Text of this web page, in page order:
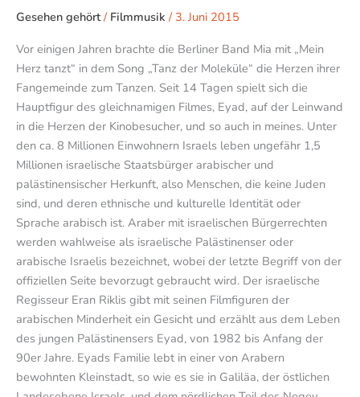
Gesehen gehört/ Filmmusik / 3. Juni 2015
Vor einigen Jahren brachte die Berliner Band Mia mit „Mein
Herz tanzt“ in dem Song „Tanz der Moleküle“ die Herzen ihrer
Fangemeinde zum Tanzen. Seit 14 Tagen spielt sich die
Hauptfigur des gleichnamigen Filmes, Eyad, auf der Leinwand
in die Herzen der Kinobesucher, und so auch in meines. Unter
den ca. 8 Millionen Einwohnern Israels leben ungefähr 1,5
Millionen israelische Staatsbürger arabischer und
palästinensischer Herkunft, also Menschen, die keine Juden
sind, und deren ethnische und kulturelle Identität oder
Sprache arabisch ist. Araber mit israelischen Bürgerrechten
werden wahlweise als israelische Palästinenser oder
arabische Israelis bezeichnet, wobei der letzte Begriff von der
offiziellen Seite bevorzugt gebraucht wird. Der israelische
Regisseur Eran Riklis gibt mit seinen Filmfiguren der
arabischen Minderheit ein Gesicht und erzählt aus dem Leben
des jungen Palästinensers Eyad, von 1982 bis Anfang der
90er Jahre. Eyads Familie lebt in einer von Arabern
bewohnten Kleinstadt, so wie es sie in Galiläa, der östlichen